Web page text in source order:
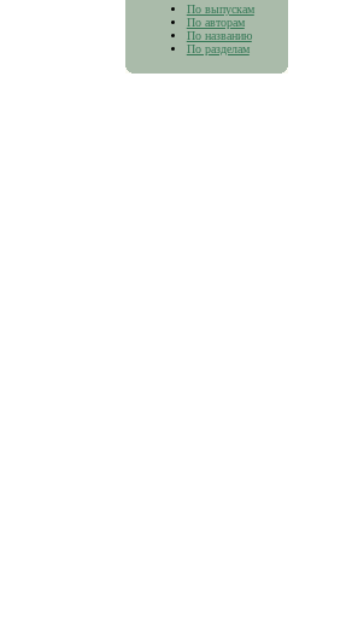
По выпускам
По авторам
По названию
По разделам